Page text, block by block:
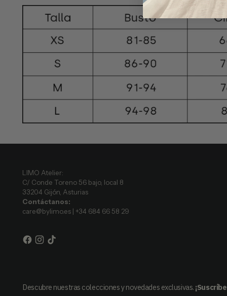
LIMO Atelier:
C/ Conde Toreno 56 bajo, local 8
33204 Gijón, Asturias
Contáctanos:
care@bylimo.es | +34 684 66 58 29
Descubre nuestras colecciones y novedades exclusivas.